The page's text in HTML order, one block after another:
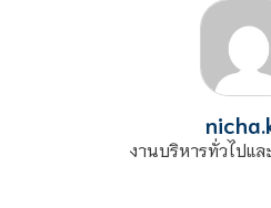
งานบริหารทั่วไปแล